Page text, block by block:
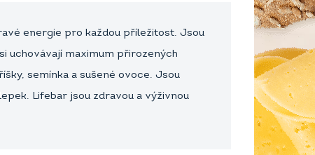
energie pro každou příležitost. Jsou
uchovávají maximum přirozených
semínka a sušené ovoce. Jsou
Lifebar jsou zdravou a výživnou